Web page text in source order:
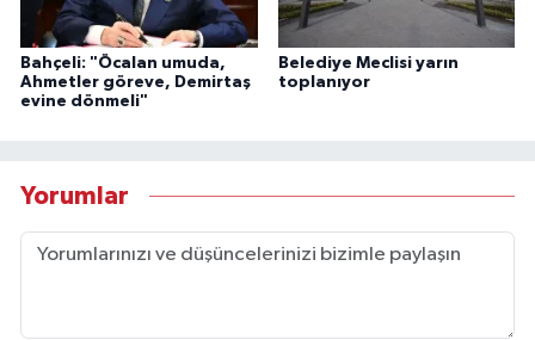
Bahçeli: "Öcalan umuda,
Ahmetler göreve, Demirtaş
evine dönmeli"
Belediye Meclisi yarın
toplanıyor
Yorumlar